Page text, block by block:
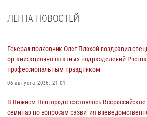
ЛЕНТА НОВОСТЕЙ
Генерал-полковник Олег Плохой поздравил
организационно-штатных подразделений
профессиональным праздником
06 августа 2026, 21:01
В Нижнем Новгороде состоялось
семинар по вопросам развития